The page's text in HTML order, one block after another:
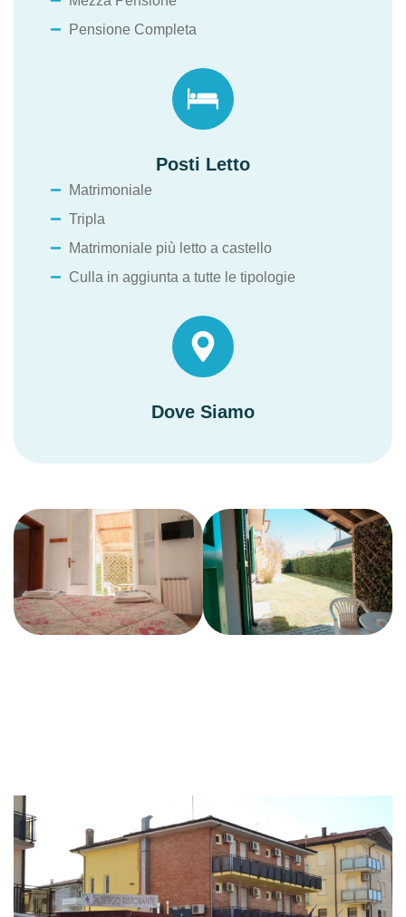
Pensione Completa
Posti Letto
Matrimoniale
Tripla
Matrimoniale più letto a castello
Culla in aggiunta a tutte le tipologie
Dove Siamo